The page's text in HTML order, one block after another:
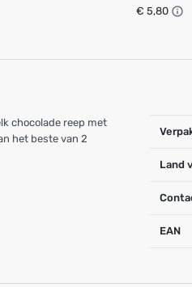
€ 5,80
chocolade reep met
het beste van 2
Land
EAN